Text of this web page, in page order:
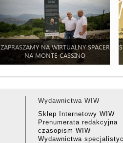
ZAPRASZAMY NA WIRTUALNY SPACER
NA MONTE CASSINO
Wydawnictwa WIW
Sklep Internetowy WIW
Prenumerata redakcyjna
czasopism WIW
Wydawnictwa